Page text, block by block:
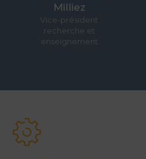
Milliez
Vice-président
recherche et
enseignement